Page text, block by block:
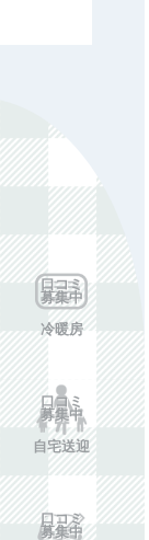
口コミ
募集中
冷暖房
口コミ
募集中
自宅送迎
口コミ
募集中